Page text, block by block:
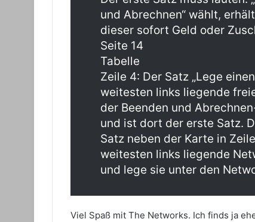
und Abrechnen“ wählt, erhält
dieser sofort Geld oder
Seite 14
Tabelle
Zeile 4: Der Satz „Lege
weitesten links liegende
der Beenden und
und ist dort der erste Satz.
Satz neben der Karte in
weitesten links liegende
und lege sie unter den
Viel Spaß mit The Networks. Ich finds ja